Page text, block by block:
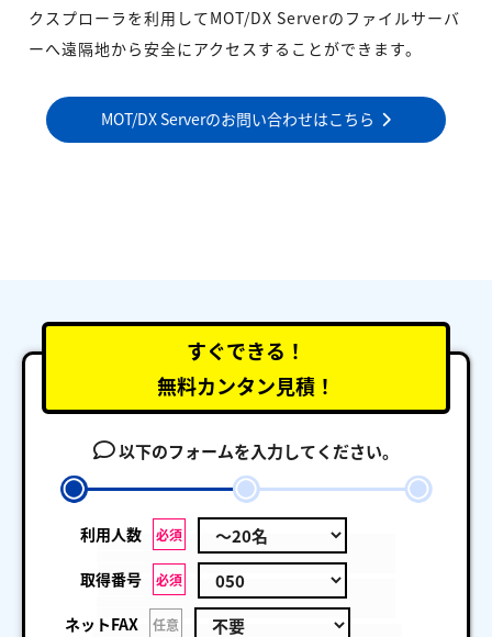
クスプローラを利用してMOT/DX Serverのファイルサーバ
ーへ遠隔地から安全にアクセスすることができます。
MOT/DX Serverのお問い合わせはこちら
すぐできる！
無料カンタン見積！
以下のフォームを入力してください。
利用人数 必須
取得番号 必須
ネットFAX 任意